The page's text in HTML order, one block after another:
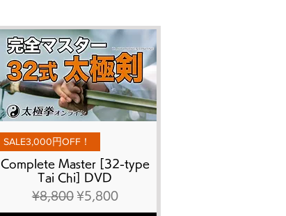
Quick View
SALE3,000円OFF！
Complete Master [32-type
Tai Chi] DVD
Regular Price
¥8,800 Sale Price
¥5,800